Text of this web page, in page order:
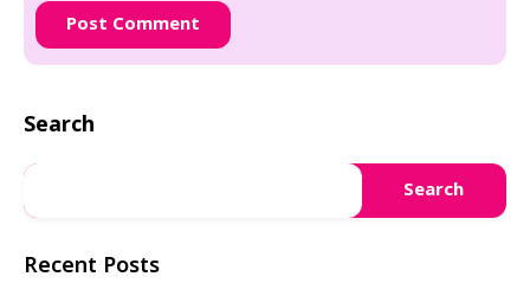
Search
Search
Recent Posts